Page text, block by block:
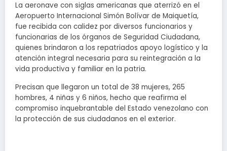
La aeronave con siglas americanas que aterrizó en el
Aeropuerto Internacional Simón Bolívar de Maiquetía,
fue recibida con calidez por diversos funcionarios y
funcionarias de los órganos de Seguridad Ciudadana,
quienes brindaron a los repatriados apoyo logístico y la
atención integral necesaria para su reintegración a la
vida productiva y familiar en la patria.
Precisan que llegaron un total de 38 mujeres, 265
hombres, 4 niñas y 6 niños, hecho que reafirma el
compromiso inquebrantable del Estado venezolano con
la protección de sus ciudadanos en el exterior.